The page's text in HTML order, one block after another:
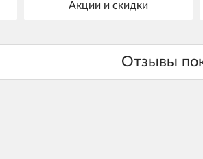
Акции и скидки